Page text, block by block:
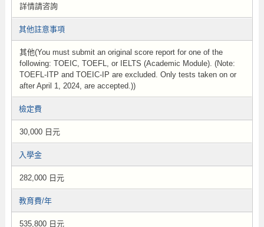
詳情請咨詢
其他註意事項
其他(You must submit an original score report for one of the
following: TOEIC, TOEFL, or IELTS (Academic Module). (Note:
TOEFL-ITP and TOEIC-IP are excluded. Only tests taken on or
after April 1, 2024, are accepted.))
檢定費
30,000 日元
入學金
282,000 日元
教育費/年
535,800 日元